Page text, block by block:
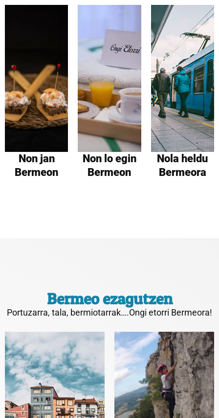
Non jan
Bermeon
Non lo egin
Bermeon
Nola heldu
Bermeora
Bermeo ezagutzen
Portuzarra, tala, bermiotarrak….Ongi etorri Bermeora!